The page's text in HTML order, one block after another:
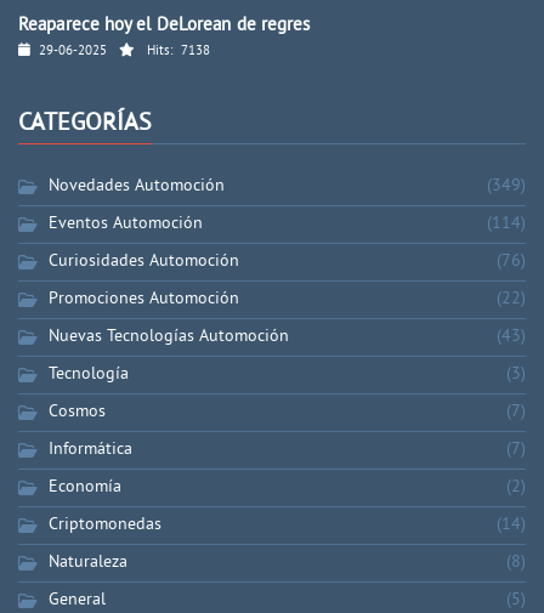
Reaparece hoy el DeLorean de regres
29-06-2025 Hits: 7138
CATEGORÍAS
Novedades Automoción
(349)
Eventos Automoción
(114)
Curiosidades Automoción
(76)
Promociones Automoción
(22)
Nuevas Tecnologías Automoción
(43)
Tecnología
(3)
Cosmos
(7)
Informática
(7)
Economía
(2)
Criptomonedas
(14)
Naturaleza
(8)
General
(5)